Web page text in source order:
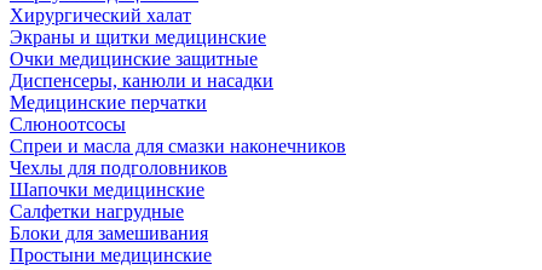
Хирургический халат
Экраны и щитки медицинские
Очки медицинские защитные
Диспенсеры, канюли и насадки
Медицинские перчатки
Слюноотсосы
Спреи и масла для смазки наконечников
Чехлы для подголовников
Шапочки медицинские
Салфетки нагрудные
Блоки для замешивания
Простыни медицинские